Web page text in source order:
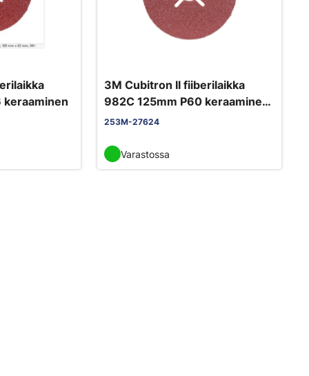
keraaminen
3M Cubitron II fiiberilaikka
982C 125mm P60 keraaminen
25kpl/pkt
253M-27624
Varastossa